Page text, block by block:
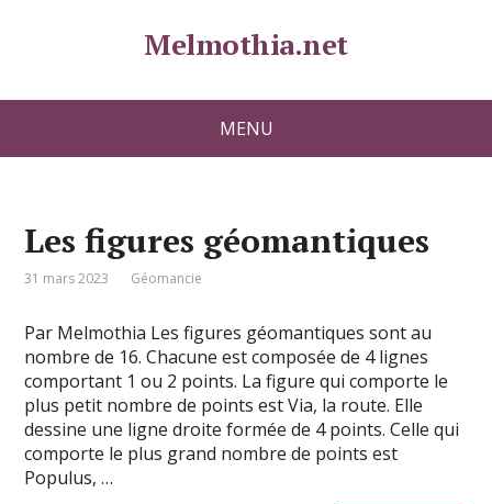
Melmothia.net
MENU
Les figures géomantiques
31 mars 2023 Géomancie
Par Melmothia Les figures géomantiques sont au
nombre de 16. Chacune est composée de 4 lignes
comportant 1 ou 2 points. La figure qui comporte le
plus petit nombre de points est Via, la route. Elle
dessine une ligne droite formée de 4 points. Celle qui
comporte le plus grand nombre de points est
Populus, …